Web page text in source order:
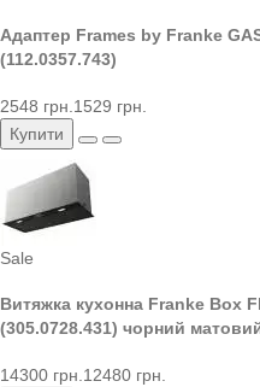
Адаптер Frames by Franke
(112.0357.743)
2548 грн. 1529 грн.
Купити
Sale
Витяжка кухонна Franke Box
(305.0728.431) чорний
14300 грн. 12480 грн.